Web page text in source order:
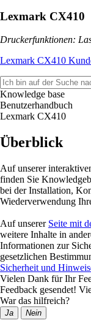
Lexmark CX410
Druckerfunktionen:
Lexmark CX410
Knowledge base
Benutzerhandbuch
Lexmark CX410
Überblick
Auf unserer
finden Sie
bei der Installation,
Wiederverwendung
Auf unserer Seite mit
weitere Inhalte in
Informationen zur
gesetzlichen
Sicherheit und
Vielen Dank für Ihr
Feedback gesendet!
War das hilfreich?
Ja Nein